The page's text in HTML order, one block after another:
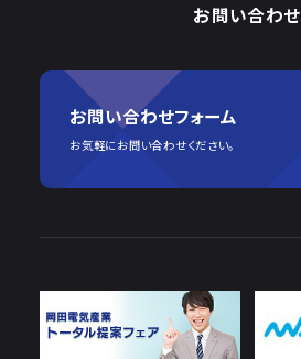
お問い合わせ
お問い合わせフォーム
お気軽にお問い合わせください。